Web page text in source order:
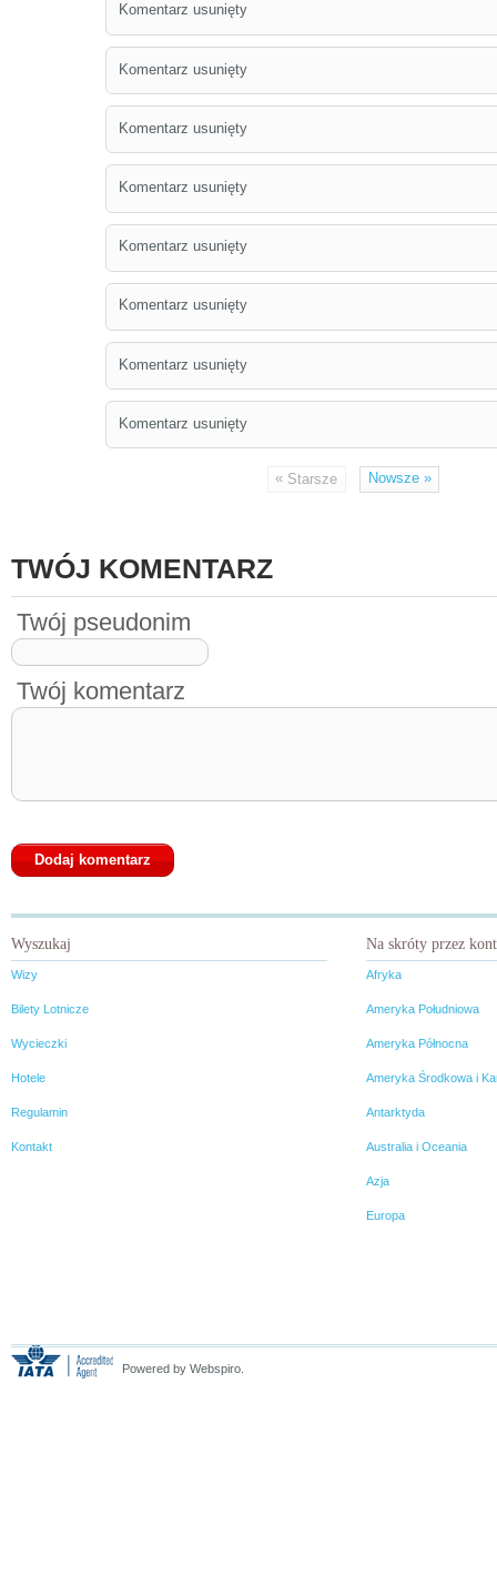
Komentarz usunięty
Komentarz usunięty
Komentarz usunięty
Komentarz usunięty
Komentarz usunięty
Komentarz usunięty
Komentarz usunięty
Komentarz usunięty
« Starsze Nowsze»
TWÓJ KOMENTARZ
Twój pseudonim
Twój komentarz
Wyszukaj
Wizy
Bilety Lotnicze
Wycieczki
Hotele
Regulamin
Kontakt
Na skróty przez
Afryka
Ameryka Południowa
Ameryka Północna
Ameryka Środkowa i
Antarktyda
Australia i Oceania
Azja
Europa
Powered by Webspiro.